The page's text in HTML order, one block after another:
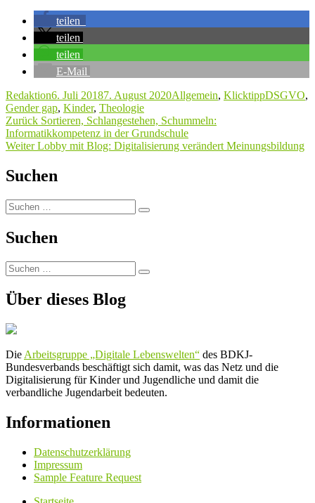
teilen
teilen
teilen
E‑Mail
Autor
RedaktionVeröffentlicht
am
6. Juli 20187. August 2020Kategorien
Allgemein, KlicktippDSGVO,
Gender gap, Kinder, Theologie
Beitragsnavigation
Zurück Vorheriger
Beitrag:
Sortieren, Schlangestehen, Schummeln:
Informatikkompetenz in der Grundschule
Weiter Nächster
Lobby mit Blog: Digitalisierung verändert Meinungsbildung
Suchen
Suchen
nach:
Suchen
Suchen
Suchen
nach:
Suchen
Über dieses Blog
Die Arbeitsgruppe „Digitale Lebenswelten“ des BDKJ-
Bundesverbands beschäftigt sich damit, was das Netz und die
Digitalisierung für Kinder und Jugendliche und damit die
verbandliche Jugendarbeit bedeuten.
Informationen
Datenschutzerklärung
Impressum
Sample Feature Request